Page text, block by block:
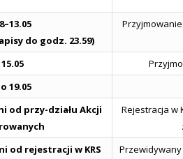
do godz. 23.59)
15.05
19.05
od przy-działu Akcji
Rejestracja w
od rejestracji w KRS